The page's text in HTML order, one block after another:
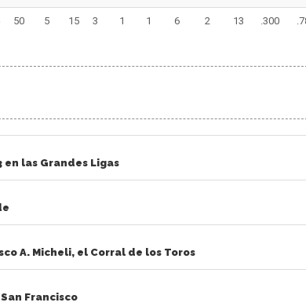
50 5 15 3 1 1 6 2 13 .300
las Grandes Ligas
A. Micheli, el Corral de los Toros
Francisco